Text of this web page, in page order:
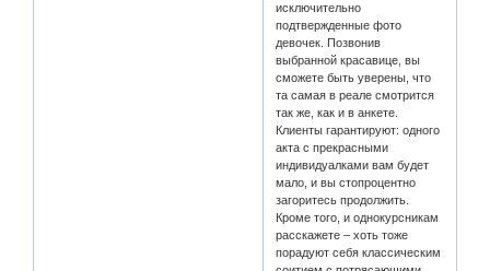
исключительно
подтвержденные фото
девочек. Позвонив
выбранной красавице, вы
сможете быть уверены, что
та самая в реале смотрится
так же, как и в анкете.
Клиенты гарантируют: одного
акта с прекрасными
индивидуалками вам будет
мало, и вы стопроцентно
загоритесь продолжить.
Кроме того, и однокурсникам
расскажете – хоть тоже
порадуют себя классическим